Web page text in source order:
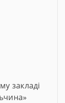
закладі